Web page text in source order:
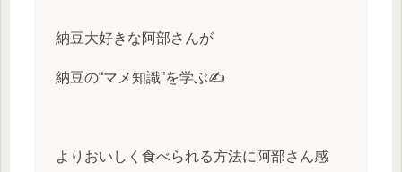
納豆大好きな阿部さんが
納豆の“マメ知識”を学ぶ✍️
よりおいしく食べられる方法に阿部さん感